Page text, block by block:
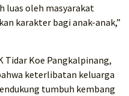
luas oleh masyarakat
karakter bagi anak-anak,”
Tidar Koe Pangkalpinang,
keterlibatan keluarga
tumbuh kembang